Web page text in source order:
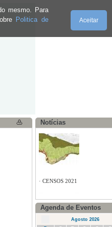
mesmo. Para
Politica de
Aceitar
Notícias
·CENSOS 2021
·Alteração ao emissor da TDT
Workshop de Costura- Semana
Cultural da Calheta
Agenda de Eventos
Agosto 2026